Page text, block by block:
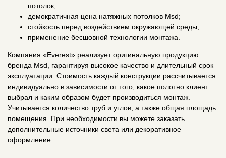
потолок;
демократичная цена натяжных потолков Мsd;
стойкость перед воздействием окружающей среды;
применение бесшовной технологии монтажа.
Компания «Everest» реализует оригинальную продукцию
бренда Мsd, гарантируя высокое качество и длительный срок
эксплуатации. Стоимость каждый конструкции рассчитывается
индивидуально в зависимости от того, какое полотно клиент
выбрал и каким образом будет производиться монтаж.
Учитывается количество труб и углов, а также общая площадь
помещения. При необходимости вы можете заказать
дополнительные источники света или декоративное
оформление.